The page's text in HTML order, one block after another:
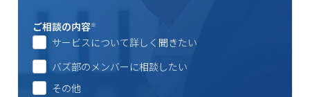
ご相談の内容※
サービスについて詳しく聞きたい
バズ部のメンバーに相談したい
その他